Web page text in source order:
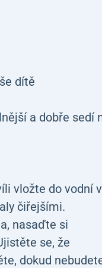
dítě
a dobře sedí
vložte do vodní
čiřejšími.
nasaďte si
se, že
dokud